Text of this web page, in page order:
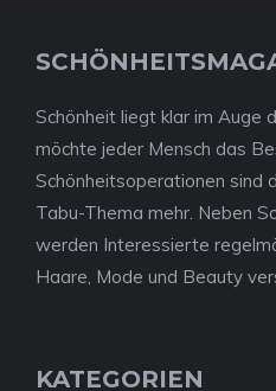
Schönheit liegt klar im Auge
möchte jeder Mensch das
Schönheitsoperationen sind
Tabu-Thema mehr. Neben
werden Interessierte
Haare, Mode und Beauty
KATEGORIEN